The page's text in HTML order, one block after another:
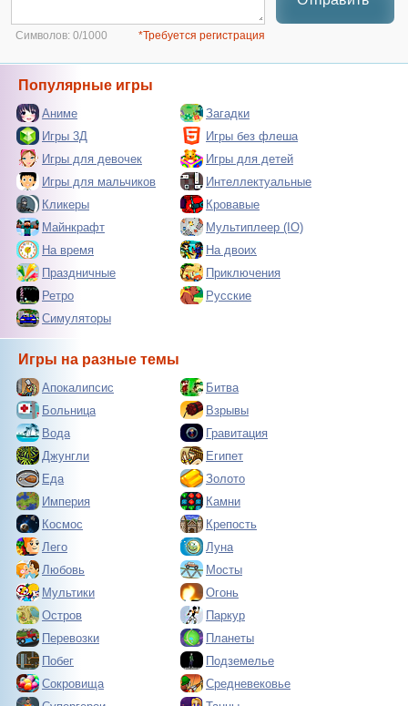
Символов: 0/1000 *Требуется регистрация
Популярные игры
Аниме
Загадки
Игры 3Д
Игры без флеша
Игры для девочек
Игры для детей
Игры для мальчиков
Интеллектуальные
Кликеры
Кровавые
Майнкрафт
Мультиплеер (IO)
На время
На двоих
Праздничные
Приключения
Ретро
Русские
Симуляторы
Игры на разные темы
Апокалипсис
Битва
Больница
Взрывы
Вода
Гравитация
Джунгли
Египет
Еда
Золото
Империя
Камни
Космос
Крепость
Лего
Луна
Любовь
Мосты
Мультики
Огонь
Остров
Паркур
Перевозки
Планеты
Побег
Подземелье
Сокровища
Средневековье